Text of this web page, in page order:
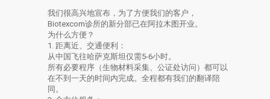
我们很高兴地宣布，为了方便我们的客户，
Biotexcom诊所的新分部已在阿拉木图开业。
为什么方便？
1. 距离近、交通便利：
从中国飞往哈萨克斯坦仅需5-6小时。
所有必要程序（生物材料采集、公证处访问）都可以
在不到一天的时间内完成。全程都有我们的翻译陪
同。